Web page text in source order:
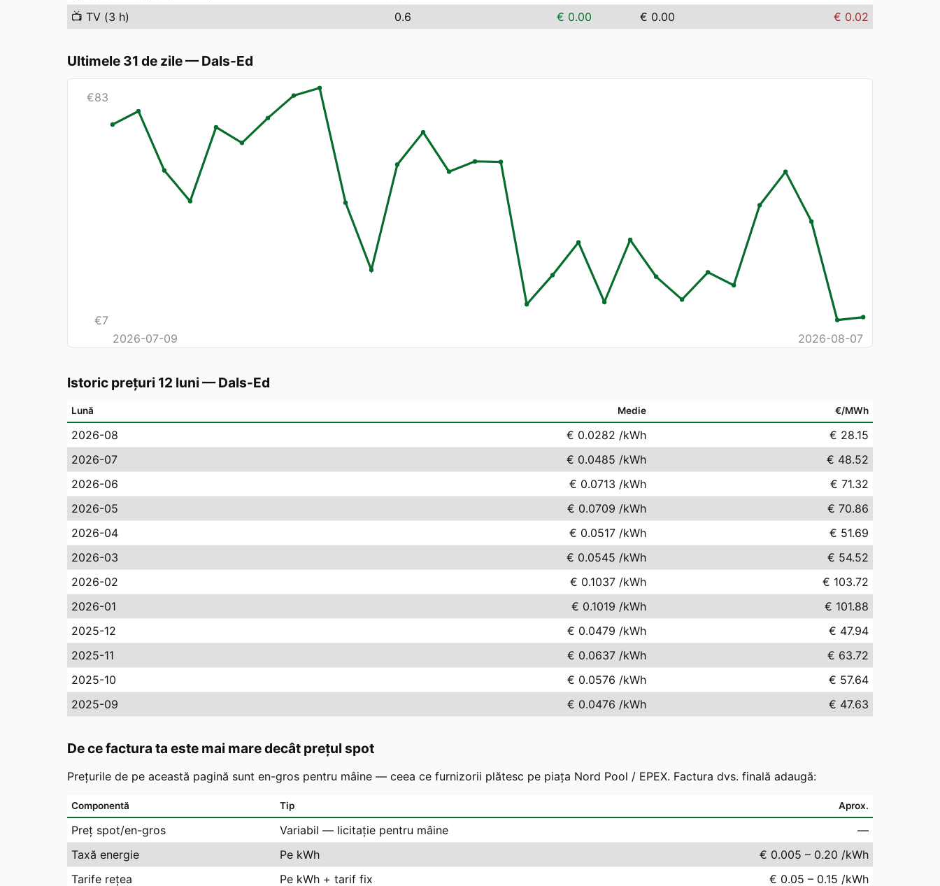
📺 TV (3 h) 0.6 € 0.00 € 0.00 € 0.02
Ultimele 31 de zile—Dals-Ed
€83
€7
2026-07-09
2026-08-07
Istoric prețuri 12 luni —Dals-Ed
Lună Medie €/MWh
2026-08 € 0.0282 /kWh
€ 28.15
2026-07
€ 0.0485 /kWh
€ 48.52
2026-06
€ 0.0713 /kWh
€ 71.32
2026-05
€ 0.0709 /kWh
€ 70.86
2026-04
€ 0.0517 /kWh
€ 51.69
2026-03
€ 0.0545 /kWh
€ 54.52
2026-02
€ 0.1037 /kWh
€ 103.72
2026-01
€ 0.1019 /kWh
€ 101.88
2025-12
€ 0.0479 /kWh
€ 47.94
2025-11
€ 0.0637 /kWh
€ 63.72
2025-10
€ 0.0576 /kWh
€ 57.64
2025-09
€ 0.0476 /kWh € 47.63
De ce factura ta este mai mare decât prețul spot
Prețurile de pe această pagină sunt en-gros pentru mâine — ceea ce furnizorii plătesc pe piața Nord Pool / EPEX. Factura dvs. finală adaugă:
Componentă Tip Aprox.
Preț spot/en-gros Variabil — licitație pentru mâine
—
Taxă energie
Pe kWh
€ 0.005 – 0.20 /kWh
Tarife rețea
Pe kWh + tarif fix € 0.05 – 0.15 /kWh